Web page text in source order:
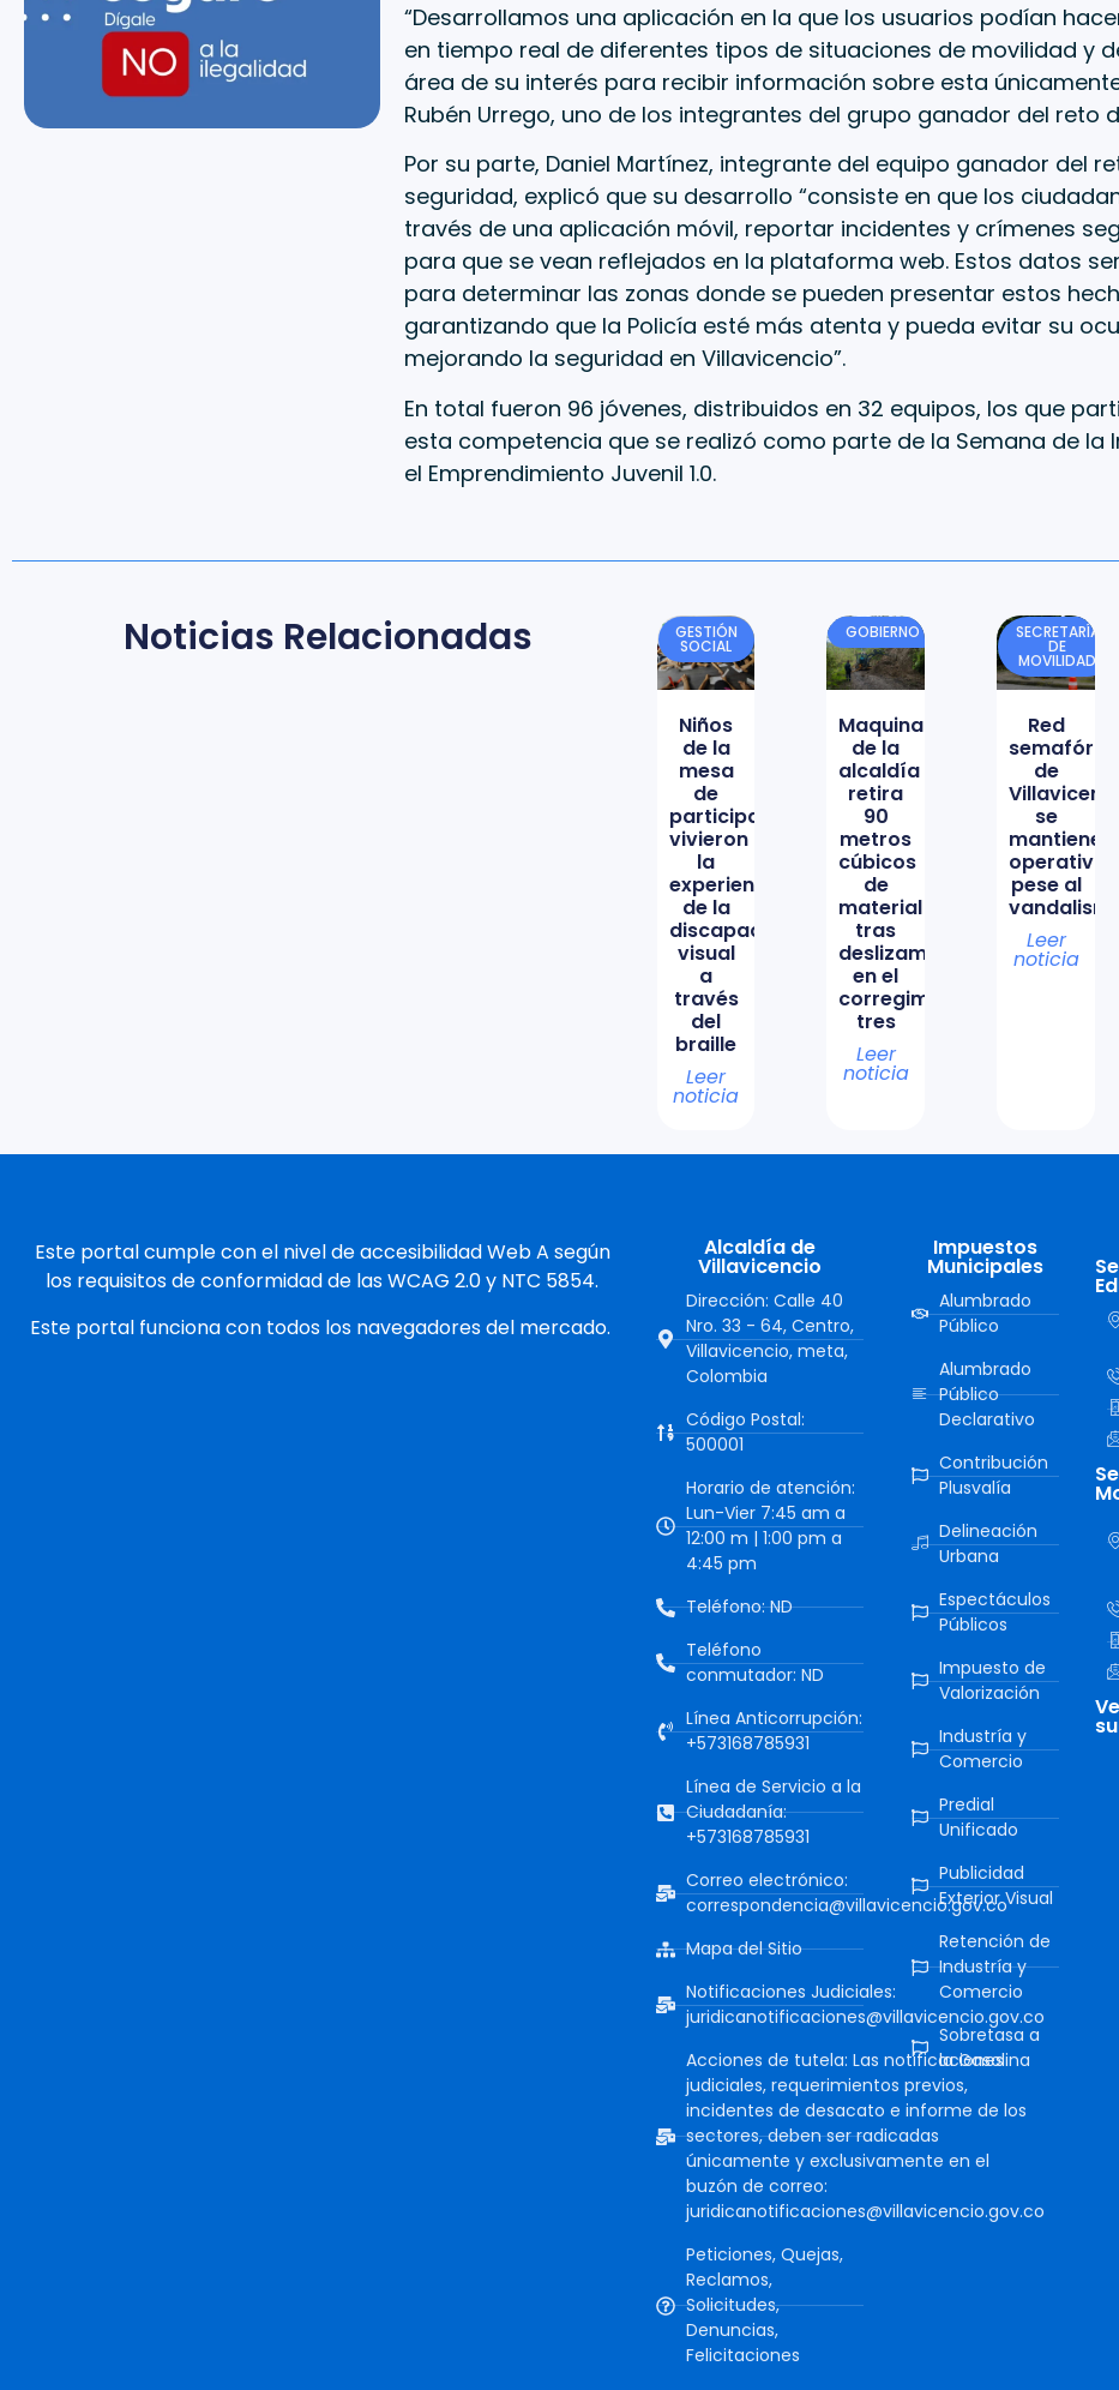
“Desarrollamos una aplicación en la que los usuarios podían
en tiempo real de diferentes tipos de situaciones de movilidad y
área de su interés para recibir información sobre esta
Rubén Urrego, uno de los integrantes del grupo ganador del reto
Por su parte, Daniel Martínez, integrante del equipo ganador del
seguridad, explicó que su desarrollo “consiste en que los
través de una aplicación móvil, reportar incidentes y crímenes
para que se vean reflejados en la plataforma web. Estos datos
para determinar las zonas donde se pueden presentar estos
garantizando que la Policía esté más atenta y pueda evitar su
mejorando la seguridad en Villavicencio”.
En total fueron 96 jóvenes, distribuidos en 32 equipos, los que
esta competencia que se realizó como parte de la Semana de la
el Emprendimiento Juvenil 1.0.
Noticias Relacionadas GESTIÓN
SOCIAL
Niños
de la
mesa
de
participación
vivieron
la
experiencia
de la
discapacidad
visual
a
través
del
braille
Leer
noticia
GOBIERNO
Maquinaria
de la
alcaldía
retira
90
metros
cúbicos
de
material
tras
deslizamiento
en el
corregimiento
tres
Leer
noticia
SECRETARÍA
DE
MOVILIDAD
Red
semafórica
de
Villavicencio
se
mantiene
operativa
pese al
vandalismo
Leer
noticia
Este portal cumple con el nivel de accesibilidad Web A según
los requisitos de conformidad de las WCAG 2.0 y NTC 5854.
Este portal funciona con todos los navegadores del mercado.
Alcaldía de
Villavicencio
Dirección: Calle 40
Nro. 33 - 64, Centro,
Villavicencio, meta,
Colombia
Código Postal:
500001
Horario de atención:
Lun-Vier 7:45 am a
12:00 m | 1:00 pm a
4:45 pm
Teléfono: ND
Teléfono
conmutador: ND
Línea Anticorrupción:
+573168785931
Línea de Servicio a la
Ciudadanía:
+573168785931
Correo electrónico:
correspondencia@villavicencio.gov.co
Mapa del Sitio
Notificaciones Judiciales:
juridicanotificaciones@villavicencio.gov.co
Acciones de tutela: Las notificaciones
judiciales, requerimientos previos,
incidentes de desacato e informe de los
sectores, deben ser radicadas
únicamente y exclusivamente en el
buzón de correo:
juridicanotificaciones@villavicencio.gov.co
Peticiones, Quejas,
Reclamos,
Solicitudes,
Denuncias,
Felicitaciones
Impuestos
Municipales
Alumbrado
Público
Alumbrado
Público
Declarativo
Contribución
Plusvalía
Delineación
Urbana
Espectáculos
Públicos
Impuesto de
Valorización
Industría y
Comercio
Predial
Unificado
Publicidad
Exterior Visual
Retención de
Industría y
Comercio
Sobretasa a
la Gasolina